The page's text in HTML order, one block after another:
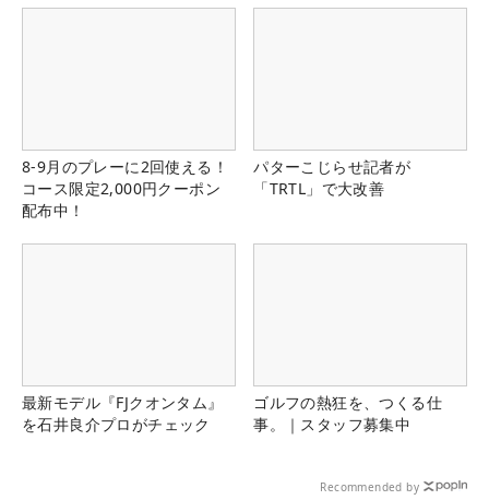
8-9月のプレーに2回使える！
コース限定2,000円クーポン
配布中！
パターこじらせ記者が
「TRTL」で大改善
最新モデル『FJクオンタム』
を石井良介プロがチェック
ゴルフの熱狂を、つくる仕
事。｜スタッフ募集中
Recommended by